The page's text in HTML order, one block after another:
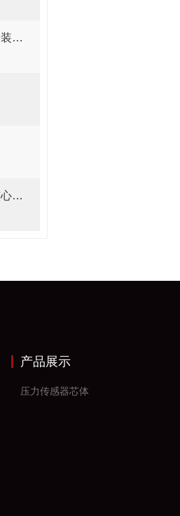
智能电磁流量计的技术特点及安装要求
精准感知：无线倾角传感器的核心作用与应用价值
产品展示
压力传感器芯体